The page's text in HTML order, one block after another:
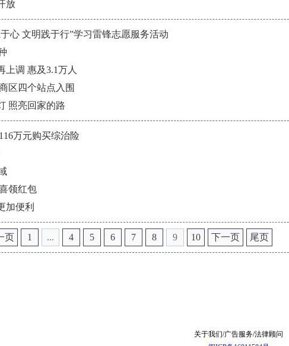
放
心 文明践于行”学习雷锋志愿服务活动
上调 惠及3.1万人
区四个站点入围
照亮回家的路
万元购买综治险
领红包
加便利
页 1 ... 4 5 6 7 8 9 10 下一页 尾页
关于我们/广告服务/法律顾问